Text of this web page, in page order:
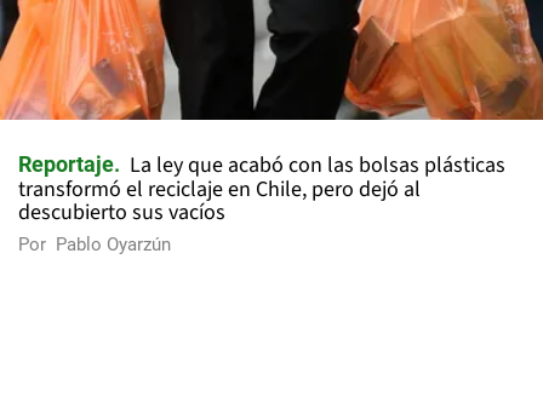
Reportaje
La ley que acabó con las bolsas plásticas
transformó el reciclaje en Chile, pero dejó al
descubierto sus vacíos
Por Pablo Oyarzún